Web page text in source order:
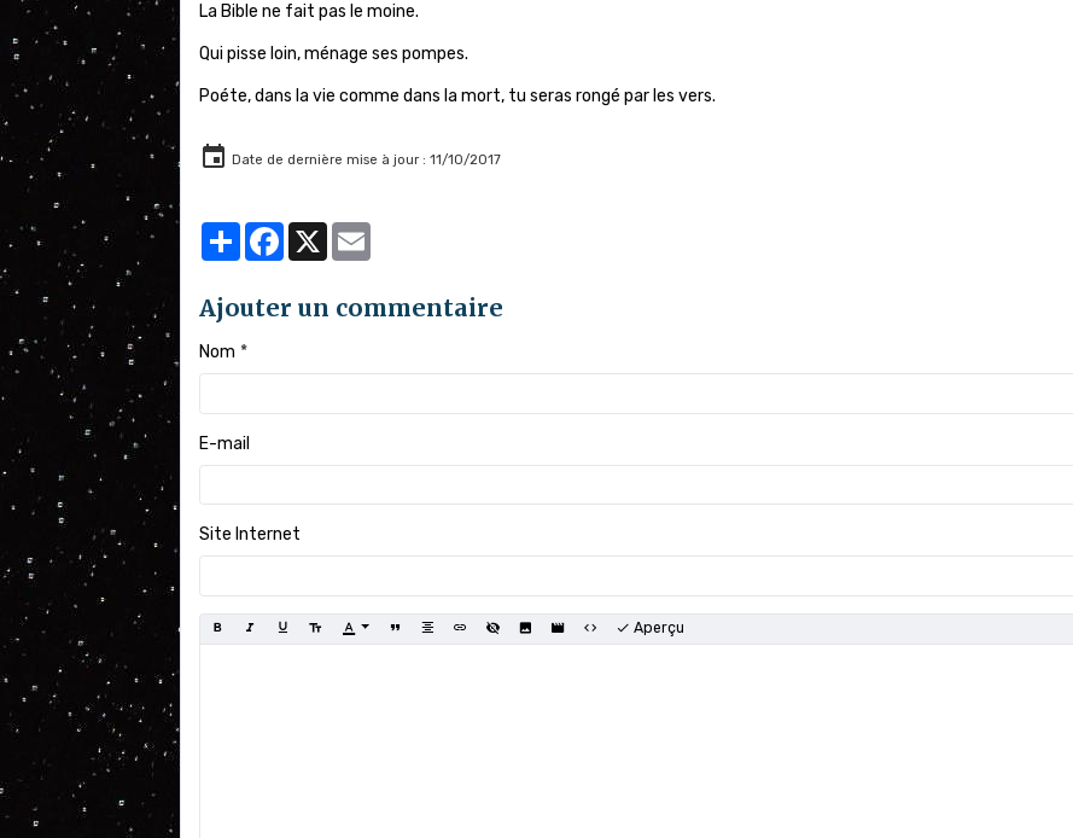
La Bible ne fait pas le moine.
Qui pisse loin, ménage ses pompes.
Poéte, dans la vie comme dans la mort, tu seras rongé par les vers.
Date de dernière mise à jour : 11/10/2017
PartagerFacebook
X
Ajouter un commentaire
Nom
E-mail
Site Internet
Aperçu